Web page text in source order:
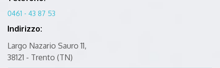
0461 - 43 87 53
Indirizzo:
Largo Nazario Sauro 11,
38121 - Trento (TN)